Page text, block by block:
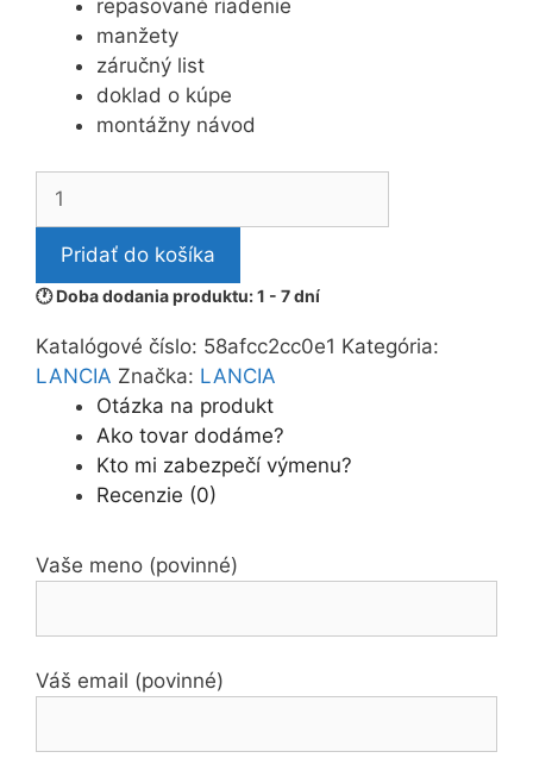
repasované riadenie
manžety
záručný list
doklad o kúpe
montážny návod
SERVORIADENIE
LANCIA
SERVOTRONIC
Pridať do košíka
🕐 Doba dodania produktu: 1 - 7 dní
Katalógové číslo: 58afcc2cc0e1 Kategória:
LANCIA Značka: LANCIA
Otázka na produkt
Ako tovar dodáme?
Kto mi zabezpečí výmenu?
Recenzie (0)
Vaše meno (povinné)
Váš email (povinné)